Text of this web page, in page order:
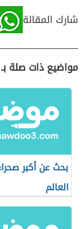
شارك المقالة
مواضيع ذات صلة بـ
بحث عن أكبر
العالم